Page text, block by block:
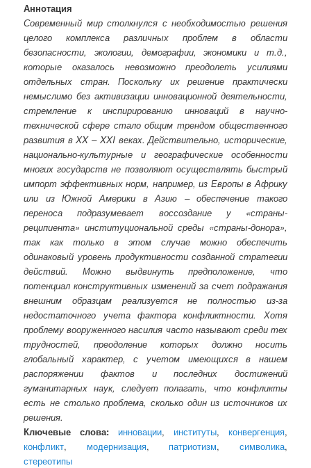
Аннотация
Современный мир столкнулся с необходимостью решения
целого комплекса различных проблем в области
безопасности, экологии, демографии, экономики и т.д.,
которые оказалось невозможно преодолеть усилиями
отдельных стран. Поскольку их решение практически
немыслимо без активизации инновационной деятельности,
стремление к инспирированию инноваций в научно-
технической сфере стало общим трендом общественного
развития в XX – XXI веках. Действительно, исторические,
национально-культурные и географические особенности
многих государств не позволяют осуществлять быстрый
импорт эффективных норм, например, из Европы в Африку
или из Южной Америки в Азию – обеспечение такого
переноса подразумевает воссоздание у «страны-
реципиента» институциональной среды «страны-донора»,
так как только в этом случае можно обеспечить
одинаковый уровень продуктивности созданной стратегии
действий. Можно выдвинуть предположение, что
потенциал конструктивных изменений за счет подражания
внешним образцам реализуется не полностью из-за
недостаточного учета фактора конфликтности. Хотя
проблему вооруженного насилия часто называют среди тех
трудностей, преодоление которых должно носить
глобальный характер, с учетом имеющихся в нашем
распоряжении фактов и последних достижений
гуманитарных наук, следует полагать, что конфликты
есть не столько проблема, сколько один из источников их
решения.
Ключевые слова:
инновации, институты, конвергенция,
конфликт, модернизация, патриотизм, символика,
стереотипы